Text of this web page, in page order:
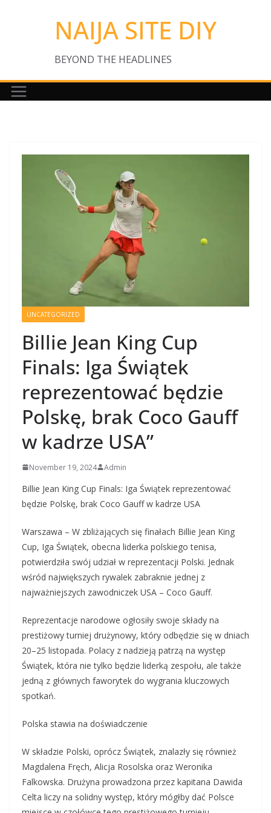
NAIJA SITE DIY
BEYOND THE HEADLINES
UNCATEGORIZED
Billie Jean King Cup
Finals: Iga Świątek
reprezentować będzie
Polskę, brak Coco Gauff
w kadrze USA”
November 19, 2024 Admin
Billie Jean King Cup Finals: Iga Świątek reprezentować
będzie Polskę, brak Coco Gauff w kadrze USA
Warszawa – W zbliżających się finałach Billie Jean King
Cup, Iga Świątek, obecna liderka polskiego tenisa,
potwierdziła swój udział w reprezentacji Polski. Jednak
wśród największych rywalek zabraknie jednej z
najważniejszych zawodniczek USA – Coco Gauff.
Reprezentacje narodowe ogłosiły swoje składy na
prestiżowy turniej drużynowy, który odbędzie się w dniach
20–25 listopada. Polacy z nadzieją patrzą na występ
Świątek, która nie tylko będzie liderką zespołu, ale także
jedną z głównych faworytek do wygrania kluczowych
spotkań.
Polska stawia na doświadczenie
W składzie Polski, oprócz Świątek, znalazły się również
Magdalena Fręch, Alicja Rosolska oraz Weronika
Falkowska. Drużyna prowadzona przez kapitana Dawida
Celta liczy na solidny występ, który mógłby dać Polsce